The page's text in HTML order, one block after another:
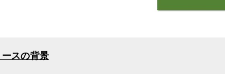
スの背景